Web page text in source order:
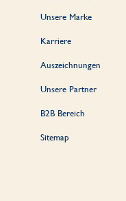
Unsere Marke
Karriere
Auszeichnungen
Unsere Partner
B2B Bereich
Sitemap